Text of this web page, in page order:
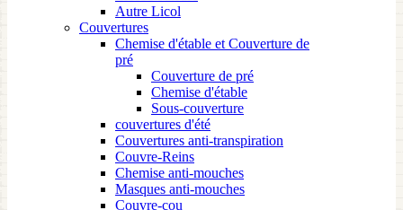
Autre Licol
Couvertures
Chemise d'étable et Couverture de
pré
Couverture de pré
Chemise d'étable
Sous-couverture
couvertures d'été
Couvertures anti-transpiration
Couvre-Reins
Chemise anti-mouches
Masques anti-mouches
Couvre-cou